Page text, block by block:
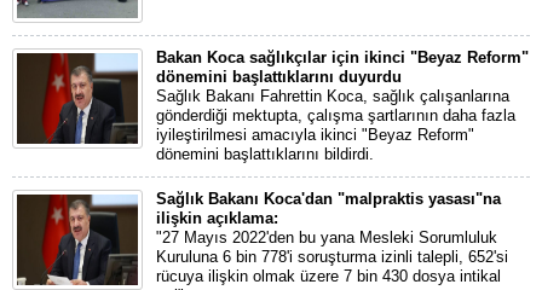
Bakan Koca sağlıkçılar için ikinci "Beyaz Reform"
dönemini başlattıklarını duyurdu
Sağlık Bakanı Fahrettin Koca, sağlık çalışanlarına
gönderdiği mektupta, çalışma şartlarının daha fazla
iyileştirilmesi amacıyla ikinci "Beyaz Reform"
dönemini başlattıklarını bildirdi.
Sağlık Bakanı Koca'dan "malpraktis yasası"na
ilişkin açıklama:
"27 Mayıs 2022'den bu yana Mesleki Sorumluluk
Kuruluna 6 bin 778'i soruşturma izinli talepli, 652'si
rücuya ilişkin olmak üzere 7 bin 430 dosya intikal